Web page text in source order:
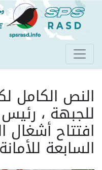
النص الكامل
للجبهة ،
افتتاح أشغال
السابعة